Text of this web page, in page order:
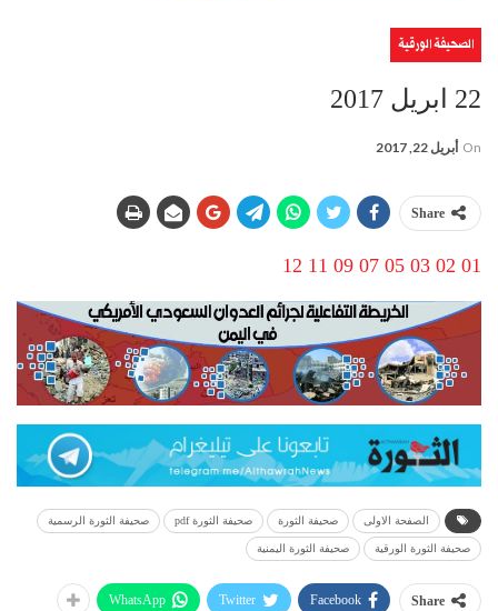
الصحيفة الورقية
22 ابريل 2017
On أبريل 22, 2017
Share
01
02
03
05
07
09
11
12
الصفحة الاولى صحيفة الثورة صحيفة الثورة pdf صحيفة الثورة الرسمية
صحيفة الثورة الورقية صحيفة الثورة اليمنية
Share
Facebook
Twitter
WhatsApp